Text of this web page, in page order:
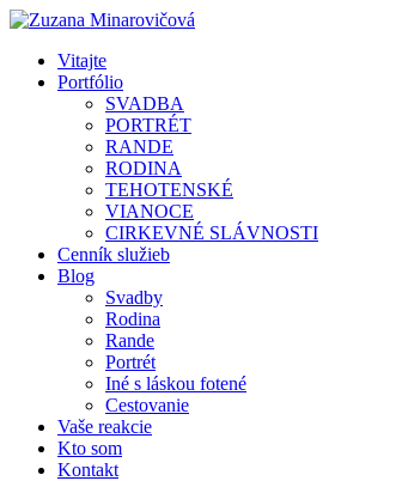
Vitajte
Portfólio
SVADBA
PORTRÉT
RANDE
RODINA
TEHOTENSKÉ
VIANOCE
CIRKEVNÉ SLÁVNOSTI
Cenník služieb
Blog
Svadby
Rodina
Rande
Portrét
Iné s láskou fotené
Cestovanie
Vaše reakcie
Kto som
Kontakt